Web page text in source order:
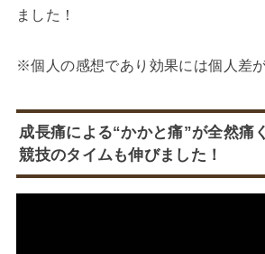
ました！
※個人の感想であり効果には個人差が
成長痛による“かかと痛”が全然痛
競技のタイムも伸びました！